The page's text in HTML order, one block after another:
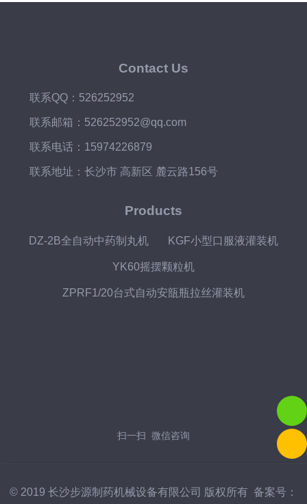
Contact Us
联系QQ：526252952
联系邮箱：526252952@qq.com
联系电话：15974226879
联系地址：长沙市 高新区 麓云路156号
Products
DZ-2B全自动中药制丸机 KGF小型口服液灌装机
YK60摇摆颗粒机
ZPRF1/20台式自动安瓿瓶拉丝灌装机
扫一扫 微信咨询
© 2019 长沙步源制药机械设备有限公司 版权所有 备案号：